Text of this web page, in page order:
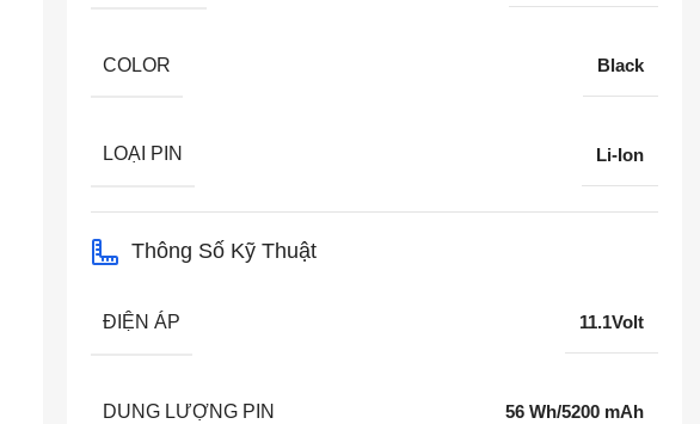
COLOR Black
LOẠI PIN Li-Ion
Thông Số Kỹ Thuật
ĐIỆN ÁP 11.1Volt
DUNG LƯỢNG PIN 56 Wh/5200 mAh